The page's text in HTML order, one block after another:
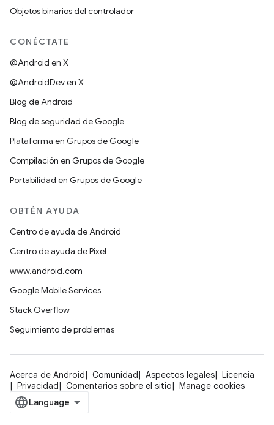
Objetos binarios del controlador
CONÉCTATE
@Android en X
@AndroidDev en X
Blog de Android
Blog de seguridad de Google
Plataforma en Grupos de Google
Compilación en Grupos de Google
Portabilidad en Grupos de Google
OBTÉN AYUDA
Centro de ayuda de Android
Centro de ayuda de Pixel
www.android.com
Google Mobile Services
Stack Overflow
Seguimiento de problemas
Acerca de Android Comunidad Aspectos legales
Licencia
Privacidad
Comentarios sobre el sitio Manage cookies